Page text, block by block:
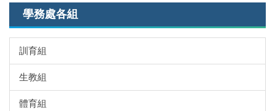
學務處各組
訓育組
生教組
體育組